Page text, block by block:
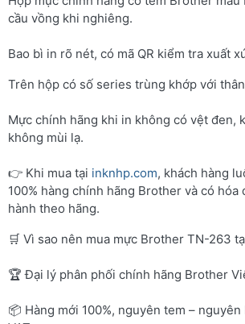
cầu vồng khi nghiêng.
Bao bì in rõ nét, có mã QR kiểm tra xuất
Trên hộp có số series trùng khớp với
Mực chính hãng khi in không có vệt đen,
không mùi lạ.
👉 Khi mua tại inknhp.com, khách hàng
100% hàng chính hãng Brother và có hóa
hành theo hãng.
🛒 Vì sao nên mua mực Brother TN-263
🏆 Đại lý phân phối chính hãng Brother
📦 Hàng mới 100%, nguyên tem –